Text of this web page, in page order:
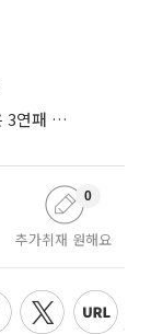
젠지, 풀세트 끝 한화생명 제압⋯한화생명은 3연패 수렁
추가취재 원해요
0